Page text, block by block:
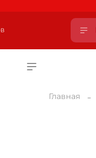
Главная